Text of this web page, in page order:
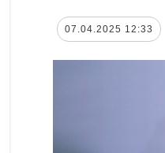
07.04.2025 12:33